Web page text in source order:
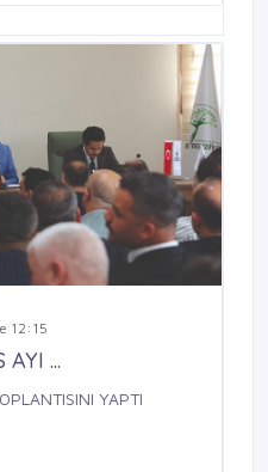
12:15
AYI ...
YAPTI